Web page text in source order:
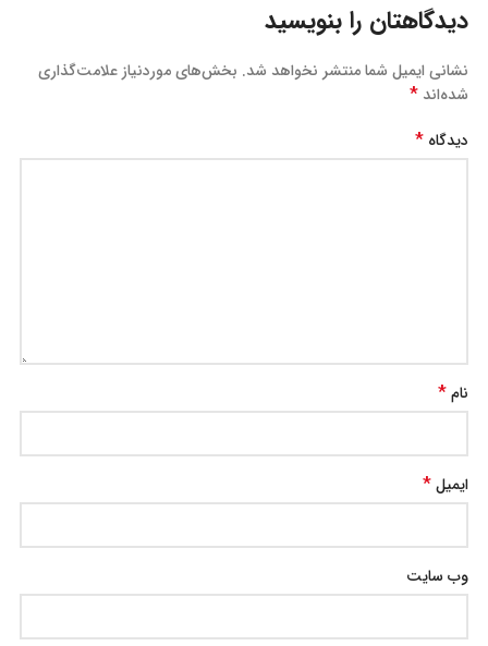
دیدگاهتان را بنویسید
نشانی ایمیل شما منتشر نخواهد شد. بخش‌های موردنیاز علامت‌گذاری
شده‌اند*
دیدگاه*
نام*
ایمیل*
وب‌ سایت